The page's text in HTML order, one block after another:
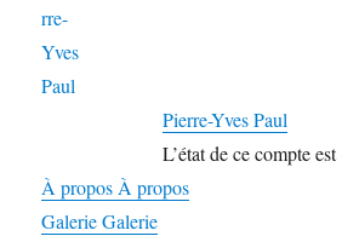
Pierre-Yves Paul
L’état de ce compte
À propos À propos
Galerie Galerie